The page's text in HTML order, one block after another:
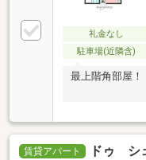
礼金なし
駐車場(近隣含)
最上階角部屋！
賃貸アパート ドゥ